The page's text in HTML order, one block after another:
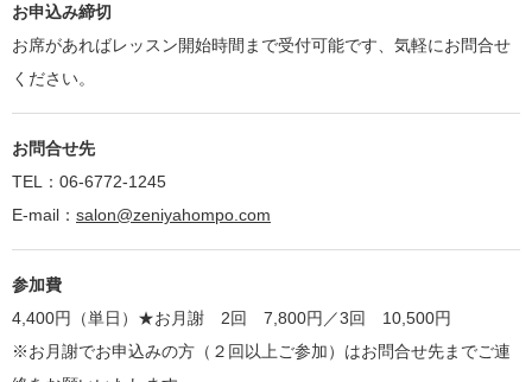
お申込み締切
お席があればレッスン開始時間まで受付可能です、気軽にお問合せ
ください。
お問合せ先
TEL：06-6772-1245
E-mail： salon@zeniyahompo.com
参加費
4,400円（単日）★お月謝 2回 7,800円／3回 10,500円
※お月謝でお申込みの方（２回以上ご参加）はお問合せ先までご連